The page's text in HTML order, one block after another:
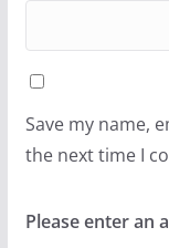
Save my name,
the next time I
Please enter an